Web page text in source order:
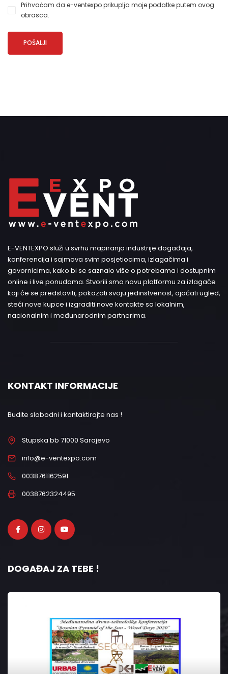
Prihvaćam da e-ventexpo prikuplja moje podatke putem ovog
obrasca.
E-VENTEXPO služi u svrhu mapiranja industrije događaja,
konferencija i sajmova svim posjetiocima, izlagačima i
govornicima, kako bi se saznalo više o potrebama i dostupnim
online i live ponudama. Stvorili smo novu platformu za izlagače
koji će se predstaviti, pokazati svoju jedinstvenost, ojačati ugled,
steći nove kupce i izgraditi nove kontakte sa lokalnim,
nacionalnim i međunarodnim partnerima.
KONTAKT INFORMACIJE
Budite slobodni i kontaktirajte nas !
Stupska bb 71000 Sarajevo
info@e-ventexpo.com
0038761162591
0038762324495
DOGAĐAJ ZA TEBE !